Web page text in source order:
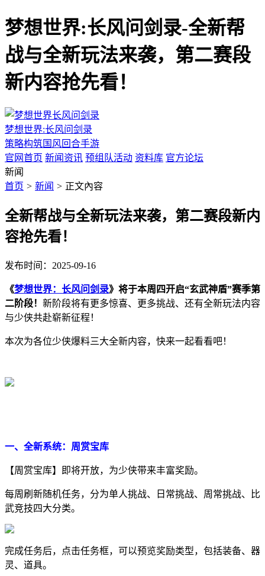
梦想世界:长风问剑录-全新帮
战与全新玩法来袭，第二赛段
新内容抢先看！
梦想世界:长风问剑录
策略构筑国风回合手游
官网首页 新闻资讯 预组队活动 资料库 官方论坛
新闻
首页 > 新闻 > 正文內容
全新帮战与全新玩法来袭，第二赛段新内
容抢先看！
发布时间：2025-09-16
《梦想世界：长风问剑录》将于本周四开启“玄武神盾”赛季第
二阶段！ 新阶段将有更多惊喜、更多挑战、还有全新玩法内容
与少侠共赴崭新征程！
本次为各位少侠爆料三大全新内容，快来一起看看吧！
一、全新系统： 周赏宝库
【周赏宝库】即将开放，为少侠带来丰富奖励。
每周刷新随机任务，分为单人挑战、日常挑战、周常挑战、比
武竞技四大分类。
完成任务后，点击任务框，可以预览奖励类型，包括装备、器
灵、道具。